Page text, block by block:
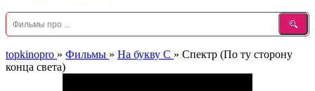
topkinopro » Фильмы » На букву С » Спектр (По ту сторону
конца света)